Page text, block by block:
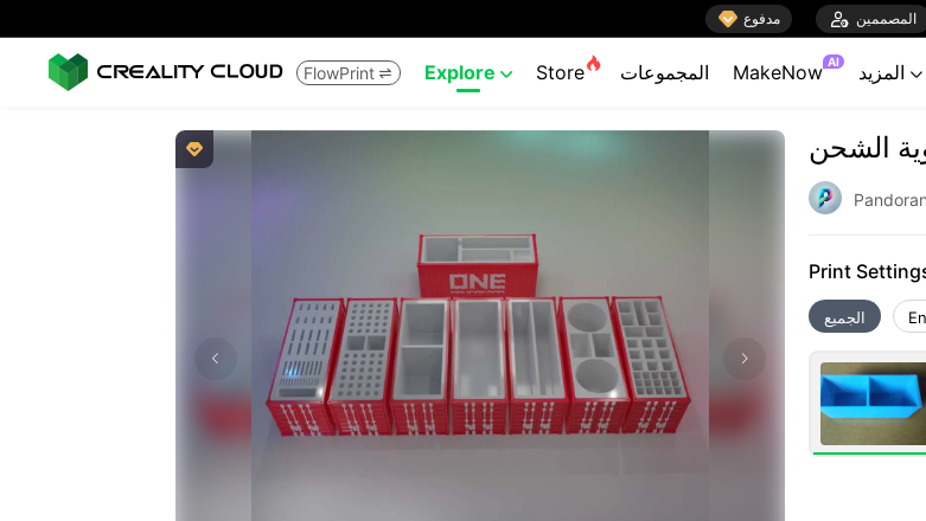
 مدفوع  المصممين
FlowPrint  Explore  Store المجموعات MakeNow AI

 الشحن
Print
الجميع